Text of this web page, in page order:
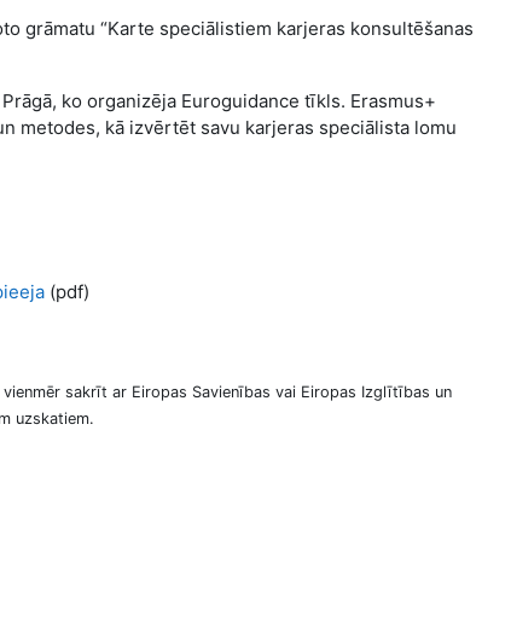
grāmatu “Karte speciālistiem karjeras konsultēšanas
ko organizēja Euroguidance tīkls. Erasmus+
metodes, kā izvērtēt savu karjeras speciālista lomu
(pdf)
sakrīt ar Eiropas Savienības vai Eiropas Izglītības un
uzskatiem.